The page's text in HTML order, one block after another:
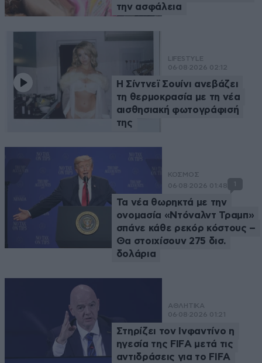
την ασφάλεια
LIFESTYLE
06·08·2026 02:12
Η Σίντνεϊ Σουίνι ανεβάζει
τη θερμοκρασία με τη νέα
αισθησιακή φωτογράφισή
της
ΚΟΣΜΟΣ
06·08·2026 01:48
Τα νέα θωρηκτά με την
ονομασία «Ντόναλντ Τραμπ»
σπάνε κάθε ρεκόρ κόστους –
Θα στοιχίσουν 275 δισ.
δολάρια
ΑΘΛΗΤΙΚΑ
06·08·2026 01:21
Στηρίζει τον Ινφαντίνο η
ηγεσία της FIFA μετά τις
αντιδράσεις για το FIFA